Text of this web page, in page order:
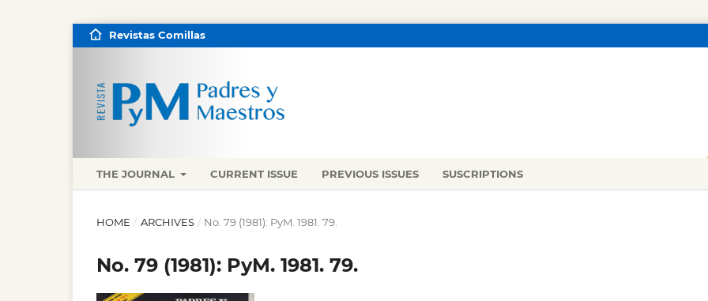
THE JOURNAL CURRENT ISSUE PREVIOUS ISSUES SUSCRIPTIONS
Revistas Comillas
HOME / ARCHIVES / No. 79 (1981): PyM. 1981. 79.
No. 79 (1981): PyM. 1981. 79.